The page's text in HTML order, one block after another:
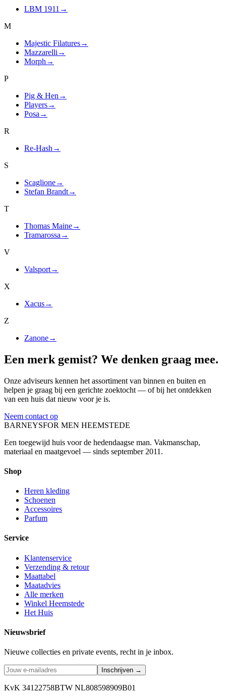
LBM 1911 →
M
Majestic Filatures→
Mazzarelli →
Morph →
P
Pig & Hen →
Players→
Posa →
R
Re-Hash →
S
Scaglione→
Stefan Brandt→
T
Thomas Maine→
Tramarossa →
V
Valsport→
X
Xacus→
Z
Zanone→
Een merk gemist? We denken graag mee.
Onze adviseurs kennen het assortiment van binnen en buiten en
helpen je graag bij een gerichte zoektocht — of bij het ontdekken
van een huis dat nieuw voor je is.
Neem contact op
BARNEYSFOR MEN HEEMSTEDE
Een toegewijd huis voor de hedendaagse man. Vakmanschap,
materiaal en maatgevoel — sinds september 2011.
Shop
Heren kleding
Schoenen
Accessoires
Parfum
Service
Klantenservice
Verzending & retour
Maattabel
Maatadvies
Alle merken
Winkel Heemstede
Het Huis
Nieuwsbrief
Nieuwe collecties en private events, recht in je inbox.
Inschrijven →
KvK 34122758BTW NL808598909B01